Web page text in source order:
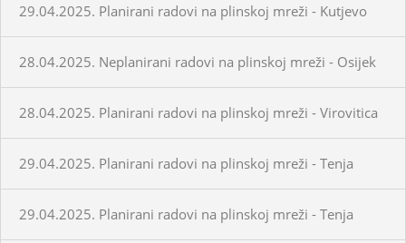
29.04.2025. Planirani radovi na plinskoj mreži - Kutjevo
28.04.2025. Neplanirani radovi na plinskoj mreži - Osijek
28.04.2025. Planirani radovi na plinskoj mreži - Virovitica
29.04.2025. Planirani radovi na plinskoj mreži - Tenja
29.04.2025. Planirani radovi na plinskoj mreži - Tenja